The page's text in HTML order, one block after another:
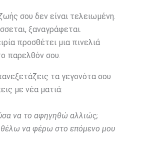
σου δεν είναι τελειωμένη.
ξαναγράφεται.
προσθέτει μια πινελιά
παρελθόν σου.
τα γεγονότα σου
με νέα ματιά:
να το αφηγηθώ αλλιώς;
θέλω να φέρω στο επόμενο μου